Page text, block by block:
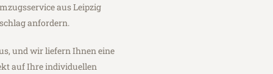
aus Leipzig
anfordern.
und wir liefern Ihnen eine
auf Ihre individuellen